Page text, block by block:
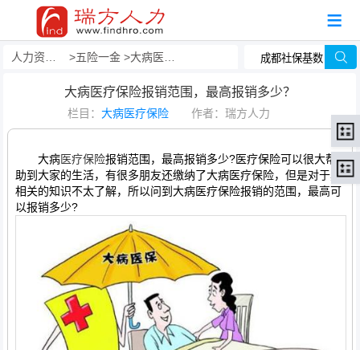
五险一金 大病医疗保险
大病医疗保险报销范围，最高报销多少？
栏目： 大病医疗保险 作者：瑞方人力
大病医疗保险报销范围，最高报销多少?医疗保险可以很大帮
助到大家的生活，有很多朋友还缴纳了大病医疗保险，但是对于其
相关的知识不太了解，所以问到大病医疗保险报销的范围，最高可
以报销多少?